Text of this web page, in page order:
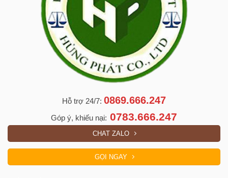
Hỗ trợ 24/7: 0869.666.247
Góp ý, khiếu nại: 0783.666.247
CHAT ZALO
GỌI NGAY